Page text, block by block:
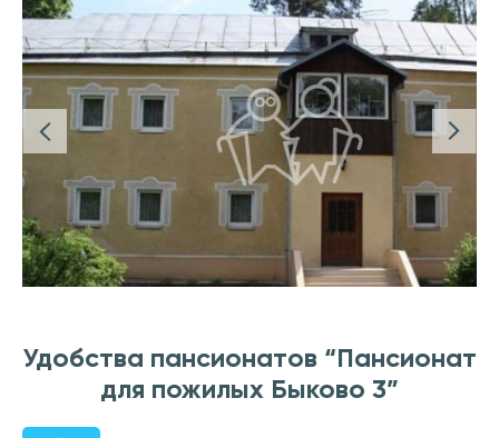
Удобства пансионатов “Пансионат
для пожилых Быково 3”